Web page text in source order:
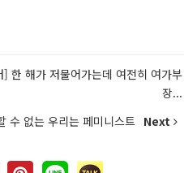
한 해가 저물어가는데 여전히 여가부
장...
수 없는 우리는 페미니스트 Next